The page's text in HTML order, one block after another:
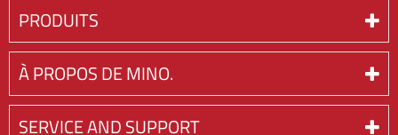
PRODUITS
À PROPOS DE MINO.
SERVICE AND SUPPORT